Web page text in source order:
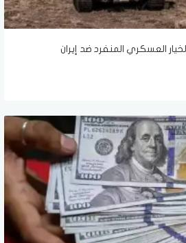
العسكري المنفرد ضد إيران